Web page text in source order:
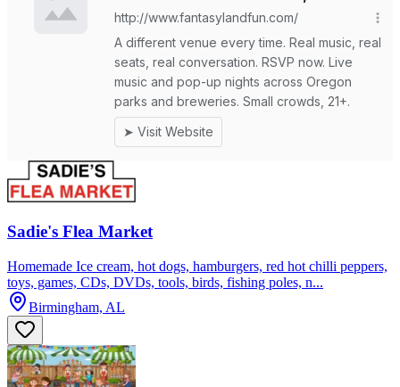
Sadie's Flea Market
Homemade Ice cream, hot dogs, hamburgers, red hot chilli peppers,
toys, games, CDs, DVDs, tools, birds, fishing poles, n...
Birmingham, AL